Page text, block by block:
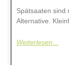
Spätsaaten sind
Alternative.
Weiterlesen...